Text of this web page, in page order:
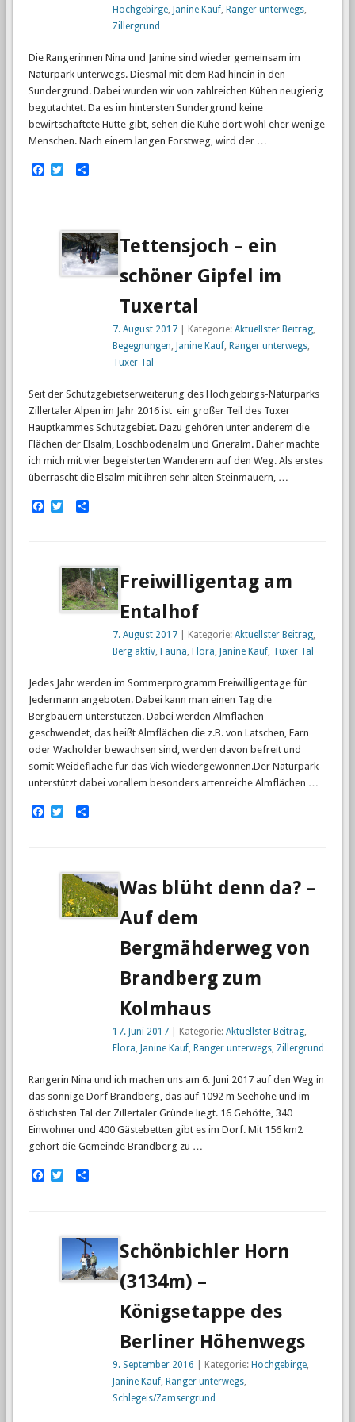
Hochgebirge, Janine Kauf, Ranger unterwegs,
Zillergrund
Die Rangerinnen Nina und Janine sind wieder gemeinsam im
Naturpark unterwegs. Diesmal mit dem Rad hinein in den
Sundergrund. Dabei wurden wir von zahlreichen Kühen neugierig
begutachtet. Da es im hintersten Sundergrund keine
bewirtschaftete Hütte gibt, sehen die Kühe dort wohl eher wenige
Menschen. Nach einem langen Forstweg, wird der …
Facebook
TwitterEmpfehlen
Tettensjoch – ein
schöner Gipfel im
Tuxertal
7. August 2017| Kategorie: Aktuellster Beitrag,
Begegnungen Janine Kauf, Ranger unterwegs,
Tuxer Tal
Seit der Schutzgebietserweiterung des Hochgebirgs-Naturparks
Zillertaler Alpen im Jahr 2016 ist ein großer Teil des Tuxer
Hauptkammes Schutzgebiet. Dazu gehören unter anderem die
Flächen der Elsalm, Loschbodenalm und Grieralm. Daher machte
ich mich mit vier begeisterten Wanderern auf den Weg. Als erstes
überrascht die Elsalm mit ihren sehr alten Steinmauern, …
Facebook
TwitterEmpfehlen
Freiwilligentag am
Entalhof
7. August 2017| Kategorie: Aktuellster Beitrag,
Berg aktiv, Fauna, Flora, Janine Kauf, Tuxer Tal
Jedes Jahr werden im Sommerprogramm Freiwilligentage für
Jedermann angeboten. Dabei kann man einen Tag die
Bergbauern unterstützen. Dabei werden Almflächen
geschwendet, das heißt Almflächen die z.B. von Latschen, Farn
oder Wacholder bewachsen sind, werden davon befreit und
somit Weidefläche für das Vieh wiedergewonnen.Der Naturpark
unterstützt dabei vorallem besonders artenreiche Almflächen …
Facebook
TwitterEmpfehlen
Was blüht denn da? –
Auf dem
Bergmähderweg von
Brandberg zum
Kolmhaus
17. Juni 2017| Kategorie: Aktuellster Beitrag,
Flora, Janine Kauf, Ranger unterwegs, Zillergrund
Rangerin Nina und ich machen uns am 6. Juni 2017 auf den Weg in
das sonnige Dorf Brandberg, das auf 1092 m Seehöhe und im
östlichsten Tal der Zillertaler Gründe liegt. 16 Gehöfte, 340
Einwohner und 400 Gästebetten gibt es im Dorf. Mit 156 km2
gehört die Gemeinde Brandberg zu …
Facebook
TwitterEmpfehlen
Schönbichler Horn
(3134m) –
Königsetappe des
Berliner Höhenwegs
9. September 2016 | Kategorie: Hochgebirge,
Janine Kauf, Ranger unterwegs,
Schlegeis/Zamsergrund